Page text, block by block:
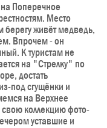
Поперечное
Место
берегу живёт медведь,
Впрочем - он
К туристам не
на "Стрелку" по
достать
под сгущёнки и
на Верхнее
коллекцию фото-
уставшие и